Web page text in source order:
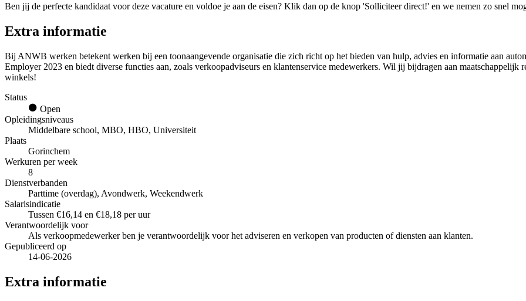
Ben jij de perfecte kandidaat voor deze vacature en voldoe je aan de eisen? Klik dan op de knop 'Solliciteer direct!' en we nemen zo snel
Extra informatie
Bij ANWB werken betekent werken bij een toonaangevende organisatie die zich richt op het bieden van hulp, advies en informatie aan
Employer 2023 en biedt diverse functies aan, zoals verkoopadviseurs en klantenservice medewerkers. Wil jij bijdragen aan maatschappelijk
winkels!
Status
Open
Opleidingsniveaus
Middelbare school, MBO, HBO, Universiteit
Plaats
Gorinchem
Werkuren per week
8
Dienstverbanden
Parttime (overdag), Avondwerk, Weekendwerk
Salarisindicatie
Tussen €16,14 en €18,18 per uur
Verantwoordelijk voor
Als verkoopmedewerker ben je verantwoordelijk voor het adviseren en verkopen van producten of diensten aan klanten.
Gepubliceerd op
14-06-2026
Extra informatie